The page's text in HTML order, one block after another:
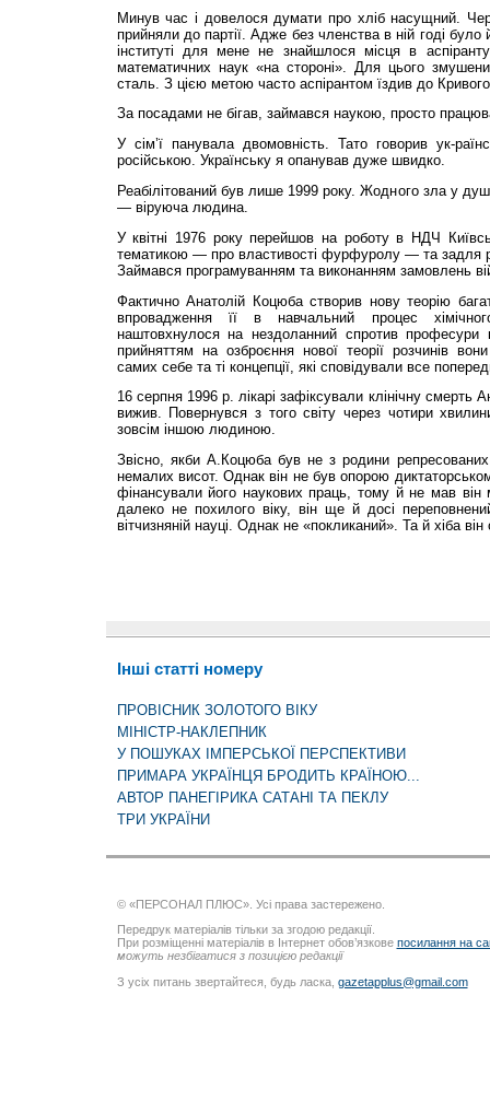
Минув час і довелося думати про хліб насущний.
прийняли до партії. Адже без членства в ній годі
інституті для мене не знайшлося місця в
математичних наук «на стороні». Для цього
сталь. З цією метою часто аспірантом їздив до
За посадами не бігав, займався наукою, просто
У сім’ї панувала двомовність. Тато говорив ук-
російською. Українську я опанував дуже швидко.
Реабілітований був лише 1999 року. Жодного зла у
— віруюча людина.
У квітні 1976 року перейшов на роботу в НДЧ
тематикою — про властивості фурфуролу — та задля
Займався програмуванням та виконанням замовлень
Фактично Анатолій Коцюба створив нову теорію
впровадження її в навчальний процес
наштовхнулося на нездоланний спротив професури
прийняттям на озброєння нової теорії розчинів
самих себе та ті концепції, які сповідували все
16 серпня 1996 р. лікарі зафіксували клінічну смерть
вижив. Повернувся з того світу через чотири
зовсім іншою людиною.
Звісно, якби А.Коцюба був не з родини
немалих висот. Однак він не був опорою
фінансували його наукових праць, тому й не мав він
далеко не похилого віку, він ще й досі
вітчизняній науці. Однак не «покликаний». Та й хіба
Інші статті номеру
ПРОВІСНИК ЗОЛОТОГО ВІКУ
МІНІСТР-НАКЛЕПНИК
У ПОШУКАХ ІМПЕРСЬКОЇ ПЕРСПЕКТИВИ
ПРИМАРА УКРАЇНЦЯ БРОДИТЬ КРАЇНОЮ...
АВТОР ПАНЕГІРИКА САТАНІ ТА ПЕКЛУ
ТРИ УКРАЇНИ
© «ПЕРСОНАЛ ПЛЮС». Усі права застережено.
Передрук матеріалів тільки за згодою редакції.
При розміщенні матеріалів в Інтернет обов’язкове посилання на
можуть незбігатися з позицією редакції
З усіх питань звертайтеся, будь ласка, gazetapplus@gmail.com